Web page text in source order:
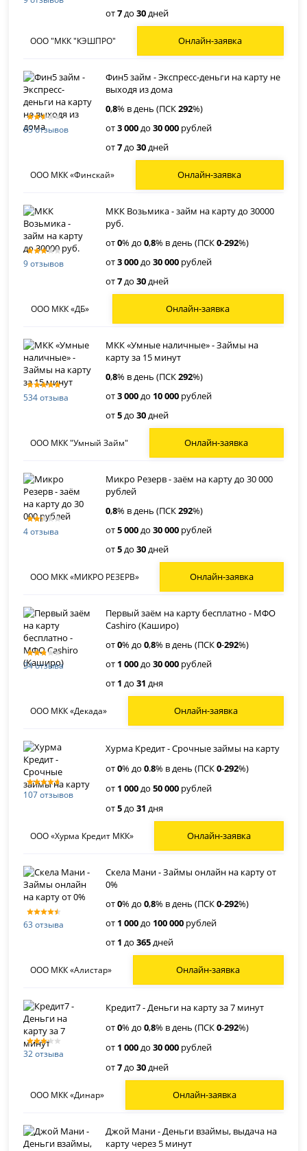
от7до30дней
ООО "МКК "КЭШПРО" Онлайн-заявка
65 отзывов
Фин5 займ - Экспресс-деньги на карту не
выходя из дома
0,8% в день (ПСК292%)
от3 000до30 000 рублей
от7до30дней
ООО МКК «Финскай» Онлайн-заявка
9 отзывов
МКК Возьмика - займ на карту до 30000
руб.
от0% до0,8% в день (ПСК0-292%)
от3 000до30 000 рублей
от7до30дней
ООО МКК «ДБ» Онлайн-заявка
534 отзыва
МКК «Умные наличные» - Займы на
карту за 15 минут
0,8% в день (ПСК292%)
от3 000до 10 000 рублей
от5до30дней
ООО МКК "Умный Займ" Онлайн-заявка
4 отзыва
Микро Резерв - заём на карту до 30 000
рублей
0,8% в день (ПСК292%)
от5 000до30 000 рублей
от5до30дней
ООО МКК «МИКРО РЕЗЕРВ» Онлайн-заявка
34 отзыва
Первый заём на карту бесплатно - МФО
Cashiro (Каширо)
от0% до0,8% в день (ПСК0-292%)
от 1 000до30 000 рублей
от 1 до31 дня
ООО МКК «Декада» Онлайн-заявка
107 отзывов
Хурма Кредит - Срочные займы на карту
от0% до0.8% в день (ПСК0-292%)
от 1 000до50 000 рублей
от5до31 дня
ООО «Хурма Кредит МКК» Онлайн-заявка
63 отзыва
Скела Мани - Займы онлайн на карту от
0%
от0% до0,8% в день (ПСК0-292%)
от 1 000до 100 000 рублей
от 1 до365дней
ООО МКК «Алистар» Онлайн-заявка
32 отзыва
Кредит7 - Деньги на карту за 7 минут
от0% до0,8% в день (ПСК0-292%)
от 1 000до30 000 рублей
от7до30дней
ООО МКК «Динар» Онлайн-заявка
Джой Мани - Деньги взаймы, выдача на
карту через 5 минут